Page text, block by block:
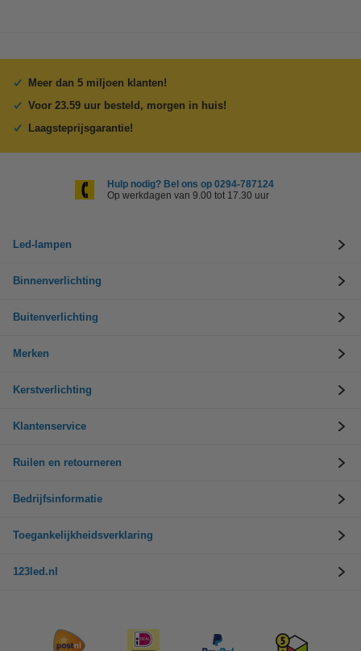
Meer dan 5 miljoen klanten!
Voor 23.59 uur besteld, morgen in huis!
Laagsteprijsgarantie!
Hulp nodig? Bel ons op 0294-787124
Op werkdagen van 9.00 tot 17.30 uur
Led-lampen
Binnenverlichting
Buitenverlichting
Merken
Kerstverlichting
Klantenservice
Ruilen en retourneren
Bedrijfsinformatie
Toegankelijkheidsverklaring
123led.nl